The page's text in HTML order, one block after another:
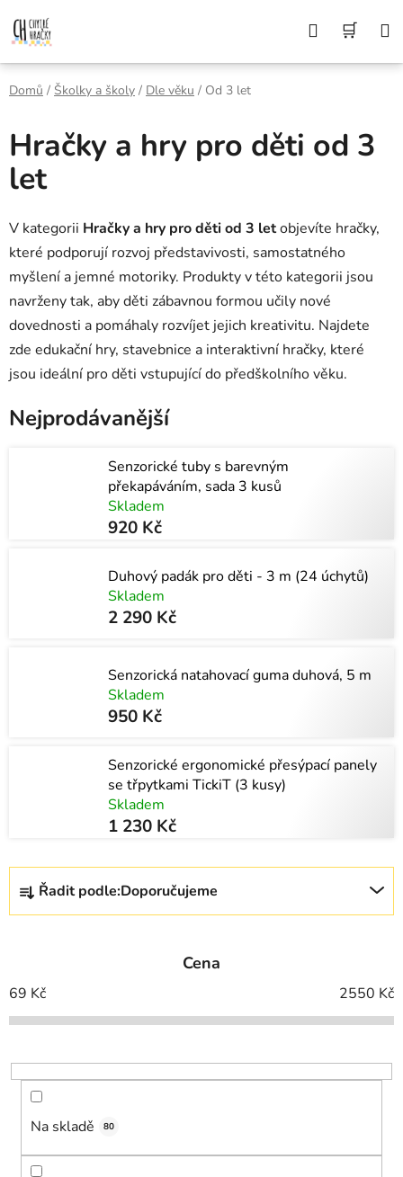
na
obsah
Z DŮVODU DOVOLENÉ BUDEME VAŠE
OBJEDNÁVKY ODESÍLAT AŽ 10. 8. DĚKUJEME
ZA POCHOPENÍ A PŘEJEME KRÁSNÉ LÉTO🌞
Hledat
Domů / Školky a školy / Dle věku / Od 3 let
Hračky a hry pro děti od 3
let
V kategorii Hračky a hry pro děti od 3 letobjevíte hračky,
které podporují rozvoj představivosti, samostatného
myšlení a jemné motoriky. Produkty v této kategorii jsou
navrženy tak, aby děti zábavnou formou učily nové
dovednosti a pomáhaly rozvíjet jejich kreativitu. Najdete
zde edukační hry, stavebnice a interaktivní hračky, které
jsou ideální pro děti vstupující do předškolního věku.
Nejprodávanější
Senzorické tuby s barevným
překapáváním, sada 3 kusů
Skladem
920 Kč
Duhový padák pro děti - 3 m (24 úchytů)
Skladem
2 290 Kč
Senzorická natahovací guma duhová, 5 m
Skladem
950 Kč
Senzorické ergonomické přesýpací panely
se třpytkami TickiT (3 kusy)
Skladem
1 230 Kč
Ř
z
í
p
o
d
Řadit podle:Doporučujeme
Cena
69 Kč 2550 Kč
Na skladě 80